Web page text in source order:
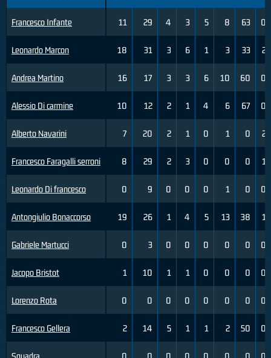
Francesco Infante
Leonardo Marcon
Andrea Martino
Alessio Di carmine
Alberto Navarini
Francesco Faragalli serroni
Leonardo Di francesco
Antongiulio Bonaccorso
Gabriele Martucci
Jacopo Bristot
Lorenzo Rota
Francesco Gellera
11 29 4 3 5 8 63 0
18 31 3 6 1 3 33 2
16 17 3 3 6 10 60 0
10 12 2 1 4 6 67 0
7 20 2 1 0 1 0 2
8 29 2 3 0 0 0 1
0 9 0 0 0 1 0 0
19 26 1 4 5 13 38 1
0 3 0 0 0 0 0 0
1 10 1 1 0 0 0 0
0 0 0 0 0 0 0 0
2 14 5 1 1 2 50 0